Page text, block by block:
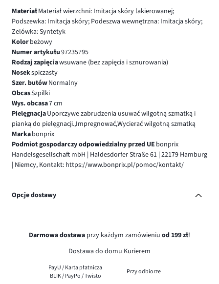
MateriałMateriał wierzchni: Imitacja skóry lakierowanej;
Podszewka: Imitacja skóry; Podeszwa wewnętrzna: Imitacja skóry;
Zelówka: Syntetyk
Kolorbeżowy
Numer artykułu97235795
Rodzaj zapięciawsuwane (bez zapięcia i sznurowania)
Nosekspiczasty
Szer. butówNormalny
ObcasSzpilki
Wys. obcasa7 cm
PielęgnacjaUporczywe zabrudzenia usuwać wilgotną szmatką i
pianką do pielęgnacji.,Impregnować,Wycierać wilgotną szmatką
Markabonprix
Podmiot gospodarczy odpowiedzialny przed UE bonprix
Handelsgesellschaft mbH | Haldesdorfer Straße 61 | 22179 Hamburg
| Niemcy, Kontakt: https://www.bonprix.pl/pomoc/kontakt/
Opcje dostawy
Darmowa dostawa przy każdym zamówieniu od 199 zł!
Dostawa do domu Kurierem
PayU / Karta płatnicza
BLIK / PayPo / Twisto
Przy odbiorze